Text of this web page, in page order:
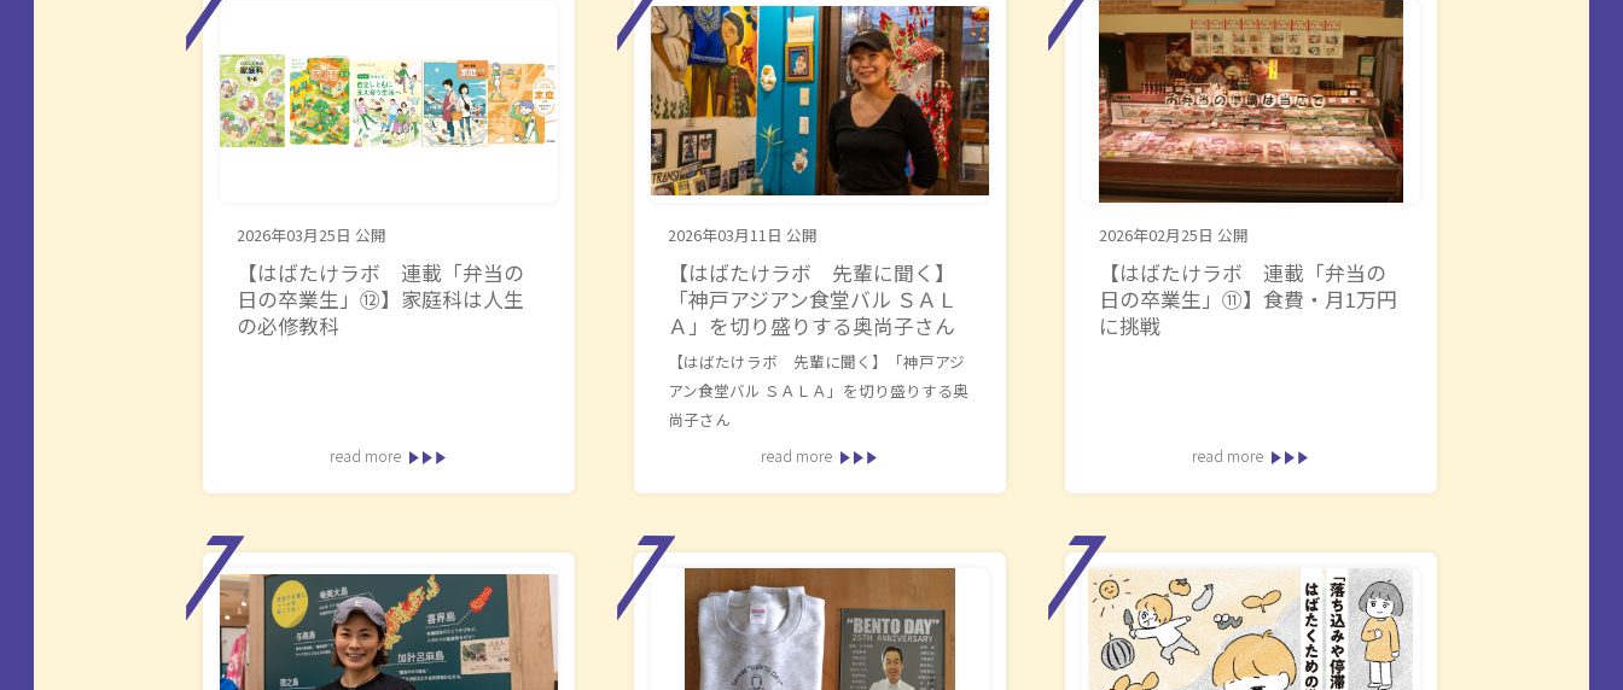
2026年03月25日 公開
【はばたけラボ 連載「弁当の
日の卒業生」⑫】家庭科は人生
の必修教科
read more
2026年03月11日 公開
【はばたけラボ 先輩に聞く】
「神戸アジアン食堂バル ＳＡＬ
Ａ」を切り盛りする奥尚子さん
【はばたけラボ 先輩に聞く】「神戸アジ
アン食堂バル ＳＡＬＡ」を切り盛りする奥
尚子さん
read more
2026年02月25日 公開
【はばたけラボ 連載「弁当の
日の卒業生」⑪】食費・月1万円
に挑戦
read more